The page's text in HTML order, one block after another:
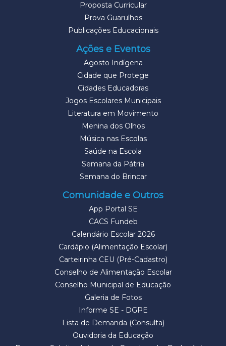
Proposta Curricular
Prova Guarulhos
Publicações Educacionais
Ações e Eventos
Agosto Indígena
Cidade que Protege
Cidades Educadoras
Jogos Escolares Municipais
Literatura em Movimento
Menina dos Olhos
Música nas Escolas
Saúde na Escola
Semana da Pátria
Semana do Brincar
Comunidade e Outros
App Portal SE
CACS Fundeb
Calendário Escolar 2026
Cardápio (Alimentação Escolar)
Carteirinha CEU (Pré-Cadastro)
Conselho de Alimentação Escolar
Conselho Municipal de Educação
Galeria de Fotos
Informe SE - DGPE
Lista de Demanda (Consulta)
Ouvidoria da Educação